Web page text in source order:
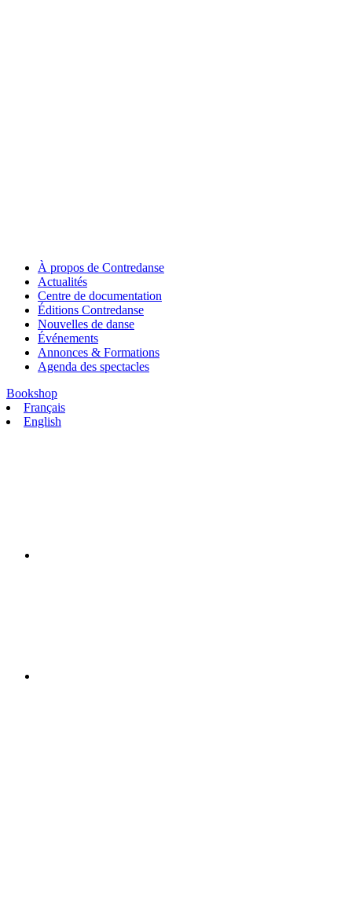
À propos de Contredanse
Actualités
Centre de documentation
Éditions Contredanse
Nouvelles de danse
Événements
Annonces & Formations
Agenda des spectacles
Bookshop
Français
English